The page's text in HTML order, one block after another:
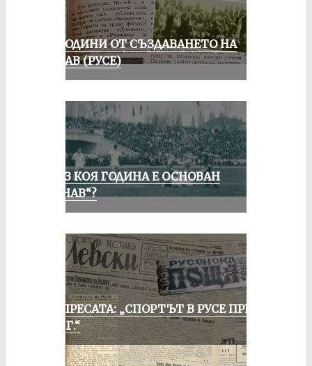
70 ГОДИНИ ОТ СЪЗДАВАНЕТО НА
ДУНАВ (РУСЕ)
ПРЕЗ КОЯ ГОДИНА Е ОСНОВАН
„ДУНАВ“?
ОТ ПРЕСАТА: „СПОРТЪТ В РУСЕ ПРЕЗ
1935 Г.“